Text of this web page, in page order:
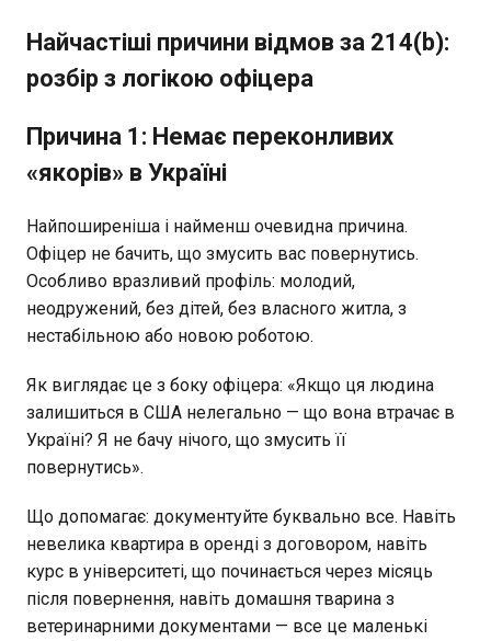
Найчастіші причини відмов за 214(b):
розбір з логікою офіцера
Причина 1: Немає переконливих
«якорів» в Україні
Найпоширеніша і найменш очевидна причина.
Офіцер не бачить, що змусить вас повернутись.
Особливо вразливий профіль: молодий,
неодружений, без дітей, без власного житла, з
нестабільною або новою роботою.
Як виглядає це з боку офіцера: «Якщо ця людина
залишиться в США нелегально — що вона втрачає в
Україні? Я не бачу нічого, що змусить її
повернутись».
Що допомагає: документуйте буквально все. Навіть
невелика квартира в оренді з договором, навіть
курс в університеті, що починається через місяць
після повернення, навіть домашня тварина з
ветеринарними документами — все це маленькі